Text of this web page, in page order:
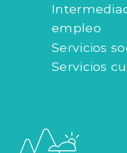
empleo
Servicios
Servicios